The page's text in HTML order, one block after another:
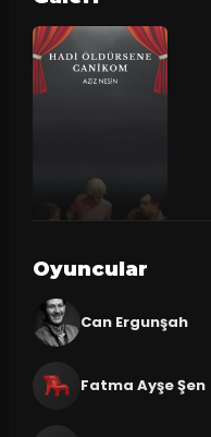
Oyuncular
Can Ergunşah
Fatma Ayşe Şen